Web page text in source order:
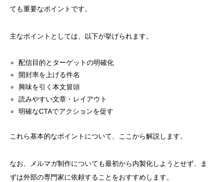
ても重要なポイントです。
主なポイントとしては、以下が挙げられます。
配信目的とターゲットの明確化
開封率を上げる件名
興味を引く本文冒頭
読みやすい文章・レイアウト
明確なCTAでアクションを促す
これら基本的なポイントについて、ここから解説します。
なお、メルマガ制作についても最初から内製化しようとせず、ま
ずは外部の専門家に依頼することをおすすめします。